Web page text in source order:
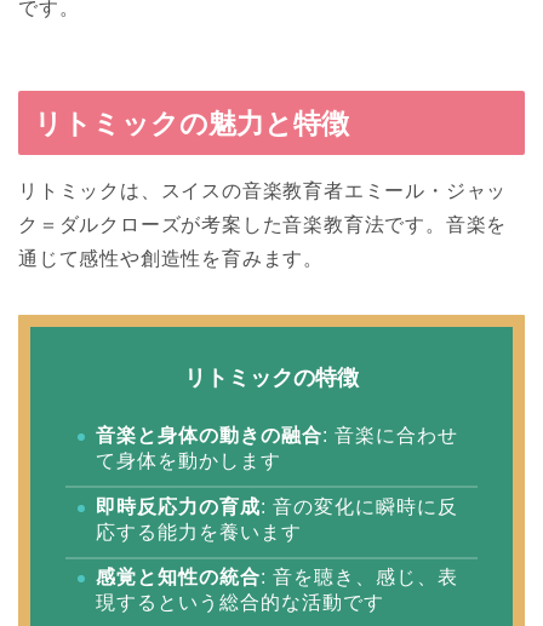
です。
リトミックの魅力と特徴
リトミックは、スイスの音楽教育者エミール・ジャッ
ク＝ダルクローズが考案した音楽教育法です。音楽を
通じて感性や創造性を育みます。
リトミックの特徴
音楽と身体の動きの融合: 音楽に合わせ
て身体を動かします
即時反応力の育成: 音の変化に瞬時に反
応する能力を養います
感覚と知性の統合: 音を聴き、感じ、表
現するという総合的な活動です